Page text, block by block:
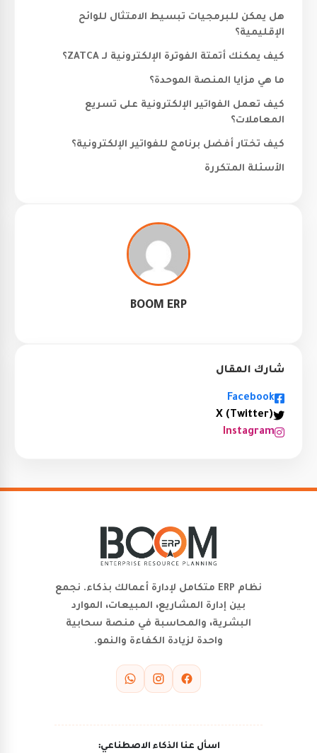
هل يمكن للبرمجيات تبسيط الامتثال للوائح
الإقليمية؟
كيف يمكنك أتمتة الفوترة الإلكترونية لـ ZATCA؟
ما هي مزايا المنصة الموحدة؟
كيف تعمل الفواتير الإلكترونية على تسريع
المعاملات؟
كيف تختار أفضل برنامج للفواتير الإلكترونية؟
الأسئلة المتكررة
BOOM ERP
شارك المقال
Facebook
X (Twitter)
Instagram
نظام ERP متكامل لإدارة أعمالك بذكاء. نجمع
بين إدارة المشاريع، المبيعات، الموارد
البشرية، والمحاسبة في منصة سحابية
واحدة لزيادة الكفاءة والنمو.
اسأل عنا الذكاء الاصطناعي: